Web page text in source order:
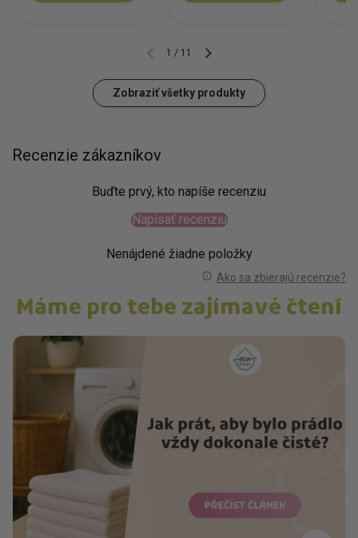
1 / 11
Zobraziť všetky produkty
Recenzie zákazníkov
Buďte prvý, kto napíše recenziu
Napísať recenziu
Nenájdené žiadne položky
Ako sa zbierajú recenzie?
Máme pro tebe zajímavé čtení